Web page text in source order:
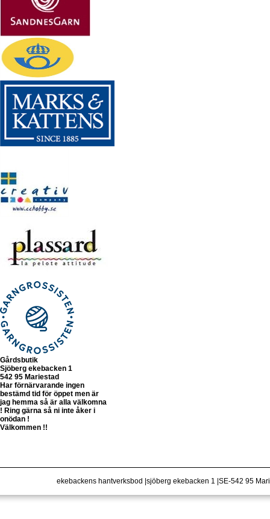
Gårdsbutik
Sjöberg ekebacken 1
542 95 Mariestad
Har förnärvarande ingen
bestämd tid för öppet men är
jag hemma så är alla välkomna
! Ring gärna så ni inte åker i
onödan !
Välkommen !!
ekebackens hantverksbod |sjöberg ekebacken 1 |SE-542 95